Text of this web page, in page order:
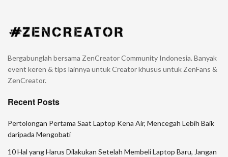
Bergabunglah bersama ZenCreator Community Indonesia. Banyak
event keren & tips lainnya untuk Creator khusus untuk ZenFans &
ZenCreator.
Recent Posts
Pertolongan Pertama Saat Laptop Kena Air, Mencegah Lebih Baik
daripada Mengobati
10 Hal yang Harus Dilakukan Setelah Membeli Laptop Baru, Jangan